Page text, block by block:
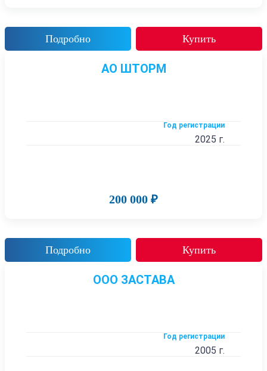
Подробно Купить
АО ШТОРМ
Год регистрации
2025 г.
200 000 ₽
Подробно Купить
ООО ЗАСТАВА
Год регистрации
2005 г.